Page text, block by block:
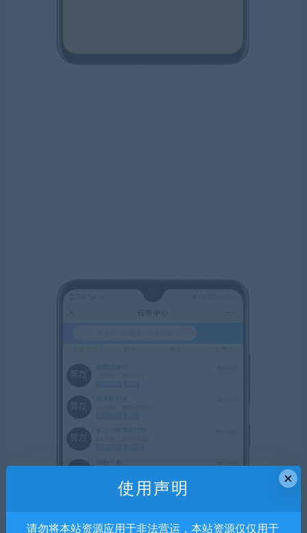
×
使用声明
请勿将本站资源应用于非法营运，本站资源仅仅用于